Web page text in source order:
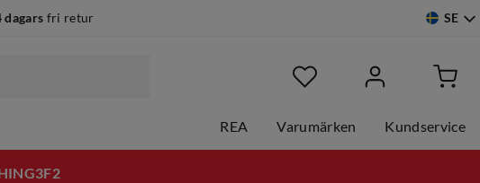
dagars fri retur SE
REA Varumärken Kundservice